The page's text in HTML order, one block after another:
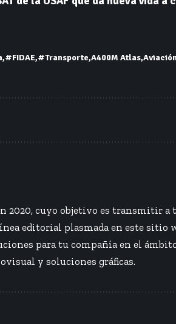
#FIDAE #Transporte A400M Atlas
2020, cuyo objetivo es transmitir a
editorial plasmada en este sitio
para tu compañía en el
y soluciones gráficas.